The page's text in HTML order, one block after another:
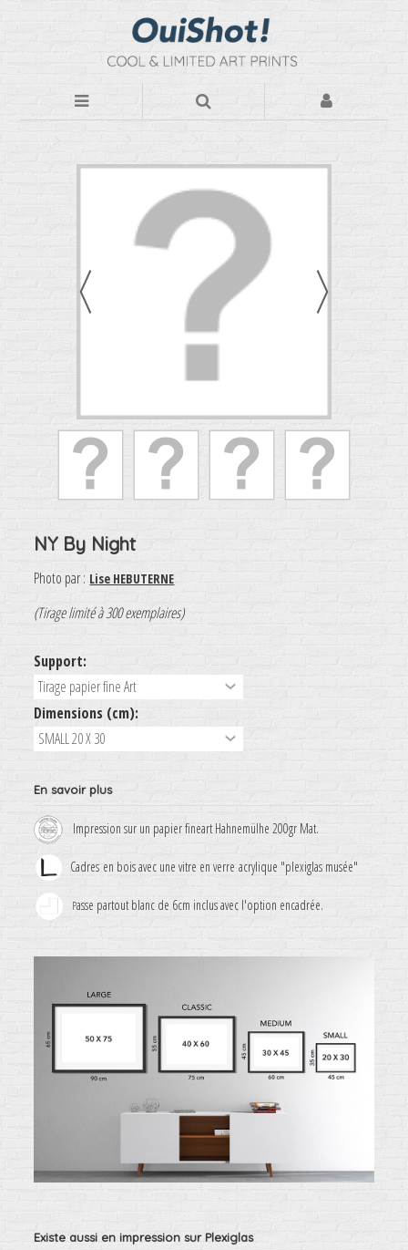
NY By Night
Photo par : Lise HEBUTERNE
(Tirage limité à 300 exemplaires)
Support:
Dimensions (cm):
En savoir plus
Impression sur un papier fineart Hahnemülhe 200gr Mat.
Cadres en bois avec une vitre en verre acrylique "plexiglas musée"
Passe partout blanc de 6cm inclus avec l'option encadrée.
Existe aussi en impression sur Plexiglas